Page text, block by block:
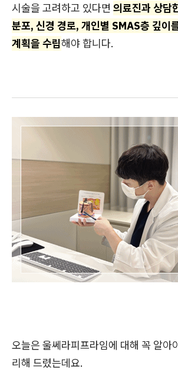
시술을 고려하고 있다면 의료진과 상담
분포, 신경 경로, 개인별 SMAS층 깊이
계획을 수립해야 합니다.
오늘은 울쎄라피프라임에 대해 꼭 알아
리해 드렸는데요.